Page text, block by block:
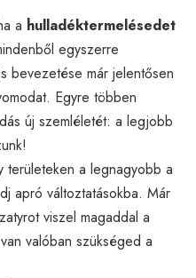
a hulladéktermelésedet
egyszerre
bevezetése már jelentősen
Egyre többen
új szemléletét: a legjobb
a legnagyobb a
apró változtatásokba. Már
viszel magaddal a
valóban szükséged a